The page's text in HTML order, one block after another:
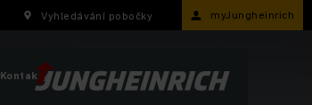
Vyhledávání pobočky myJungheinrich
Kontakty